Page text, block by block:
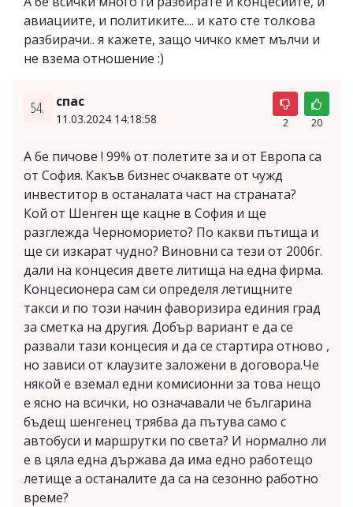
авиациите, и политиките.... и като сте толкова
разбирачи.. я кажете, защо чичко кмет мълчи и
не взема отношение :)
54. спас
11.03.2024 14:18:58 2 20
А бе пичове ! 99% от полетите за и от Европа са
от София. Какъв бизнес очаквате от чужд
инвеститор в останалата част на страната?
Кой от Шенген ще кацне в София и ще
разглежда Черноморието? По какви пътища и
ще си изкарат чудно? Виновни са тези от 2006г.
дали на концесия двете литища на една фирма.
Концесионера сам си определя летищните
такси и по този начин фаворизира единия град
за сметка на другия. Добър вариант е да се
развали тази концесия и да се стартира отново ,
но зависи от клаузите заложени в договора.Че
някой е вземал едни комисионни за това нещо
е ясно на всички, но означавали че българина
бъдещ шенгенец трябва да пътува само с
автобуси и маршрутки по света? И нормално ли
е в цяла една държава да има едно работещо
летище а останалите да са на сезонно работно
време?